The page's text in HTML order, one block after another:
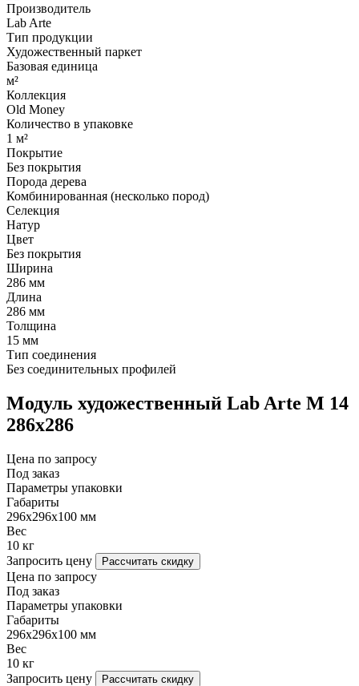
Производитель
Lab Arte
Тип продукции
Художественный паркет
Базовая единица
м²
Коллекция
Old Money
Количество в упаковке
1 м²
Покрытие
Без покрытия
Порода дерева
Комбинированная (несколько пород)
Селекция
Натур
Цвет
Без покрытия
Ширина
286 мм
Длина
286 мм
Толщина
15 мм
Тип соединения
Без соединительных профилей
Модуль художественный Lab Arte М 14
286х286
Цена по запросу
Под заказ
Параметры упаковки
Габариты
296х296х100 мм
Вес
10 кг
Запросить цену
Рассчитать скидку
Цена по запросу
Под заказ
Параметры упаковки
Габариты
296х296х100 мм
Вес
10 кг
Запросить цену
Рассчитать скидку